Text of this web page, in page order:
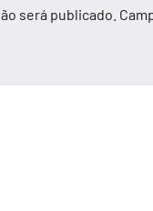
será publicado.